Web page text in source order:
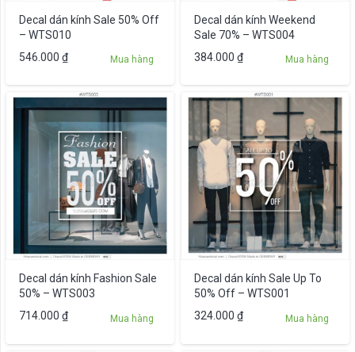
Decal dán kính Sale 50% Off
– WTS010
546.000 ₫ Mua hàng
Decal dán kính Weekend
Sale 70% – WTS004
384.000 ₫ Mua hàng
Decal dán kính Fashion Sale
50% – WTS003
714.000 ₫ Mua hàng
Decal dán kính Sale Up To
50% Off – WTS001
324.000 ₫ Mua hàng